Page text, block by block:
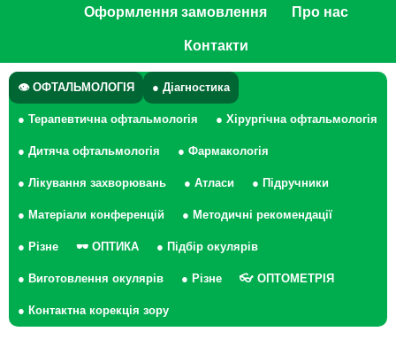
Оформлення замовлення Про нас
Контакти
👁 ОФТАЛЬМОЛОГІЯ ● Діагностика
● Терапевтична офтальмологія ● Хірургічна офтальмологія
● Дитяча офтальмологія ● Фармакологія
● Лікування захворювань ● Атласи ● Підручники
● Матеріали конференцій ● Методичні рекомендації
● Різне 🕶 ОПТИКА ● Підбір окулярів
● Виготовлення окулярів ● Різне 👓 ОПТОМЕТРІЯ
● Контактна корекція зору